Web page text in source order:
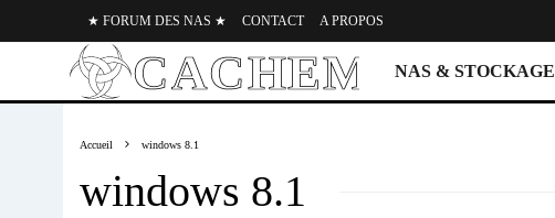
★ FORUM DES NAS ★ CONTACT A PROPOS
NAS & STOCKAGE
Accueil windows 8.1
windows 8.1